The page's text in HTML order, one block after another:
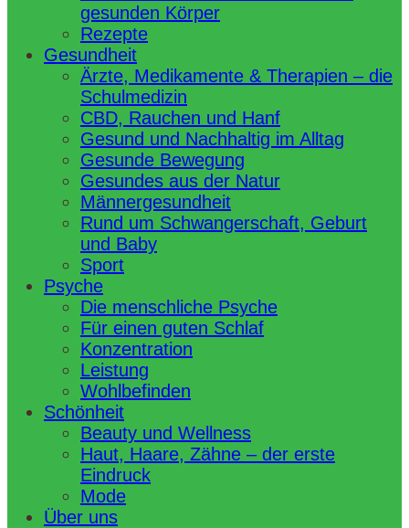
gesunden Körper
Rezepte
Gesundheit
Ärzte, Medikamente & Therapien – die
Schulmedizin
CBD, Rauchen und Hanf
Gesund und Nachhaltig im Alltag
Gesunde Bewegung
Gesundes aus der Natur
Männergesundheit
Rund um Schwangerschaft, Geburt
und Baby
Sport
Psyche
Die menschliche Psyche
Für einen guten Schlaf
Konzentration
Leistung
Wohlbefinden
Schönheit
Beauty und Wellness
Haut, Haare, Zähne – der erste
Eindruck
Mode
Über uns